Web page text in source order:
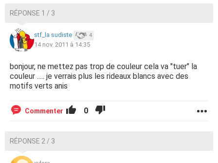
RÉPONSE 1 / 3
stf_la sudiste 4
14 nov. 2011 à 14:35
bonjour, ne mettez pas trop de couleur cela va "tuer" la
couleur ..... je verrais plus les rideaux blancs avec des
motifs verts anis
Commenter 0
RÉPONSE 2 / 3